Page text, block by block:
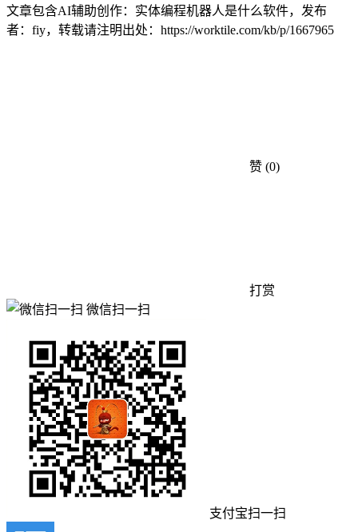
文章包含AI辅助创作：实体编程机器人是什么软件，发布
者：fiy，转载请注明出处： https://worktile.com/kb/p/1667965
赞 (0)
打赏
微信扫一扫
支付宝扫一扫